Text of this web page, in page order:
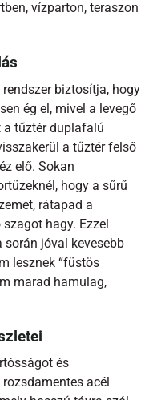
vízparton, teraszon
biztosítja, hogy
ég el, mivel a levegő
a tűztér duplafalú
a tűztér felső
elő. Sokan
hogy a sűrű
rátapad a
hagy. Ezzel
során jóval kevesebb
lesznek “füstös
marad hamulag,
és
acél